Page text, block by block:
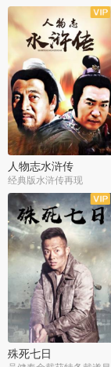
全40集
人物志水浒传
经典版水浒传再现
全34集
殊死七日